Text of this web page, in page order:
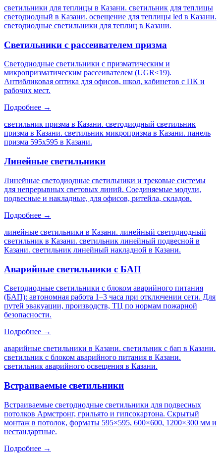
светильники для теплицы в Казани. светильник для теплицы
светодиодный в Казани. освещение для теплицы led в Казани.
светодиодные светильники для теплиц в Казани.
Светильники с рассеивателем призма
Светодиодные светильники с призматическим и
микропризматическим рассеивателем (UGR<19).
Антибликовая оптика для офисов, школ, кабинетов с ПК и
рабочих мест.
Подробнее →
светильник призма в Казани. светодиодный светильник
призма в Казани. светильник микропризма в Казани. панель
призма 595х595 в Казани.
Линейные светильники
Линейные светодиодные светильники и трековые системы
для непрерывных световых линий. Соединяемые модули,
подвесные и накладные, для офисов, ритейла, складов.
Подробнее →
линейные светильники в Казани. линейный светодиодный
светильник в Казани. светильник линейный подвесной в
Казани. светильник линейный накладной в Казани.
Аварийные светильники с БАП
Светодиодные светильники с блоком аварийного питания
(БАП): автономная работа 1–3 часа при отключении сети. Для
путей эвакуации, производств, ТЦ по нормам пожарной
безопасности.
Подробнее →
аварийные светильники в Казани. светильник с бап в Казани.
светильник с блоком аварийного питания в Казани.
светильник аварийного освещения в Казани.
Встраиваемые светильники
Встраиваемые светодиодные светильники для подвесных
потолков Армстронг, грильято и гипсокартона. Скрытый
монтаж в потолок, форматы 595×595, 600×600, 1200×300 мм и
нестандартные.
Подробнее →